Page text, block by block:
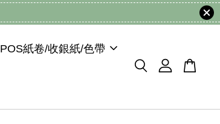
POS紙卷/收銀紙/色帶